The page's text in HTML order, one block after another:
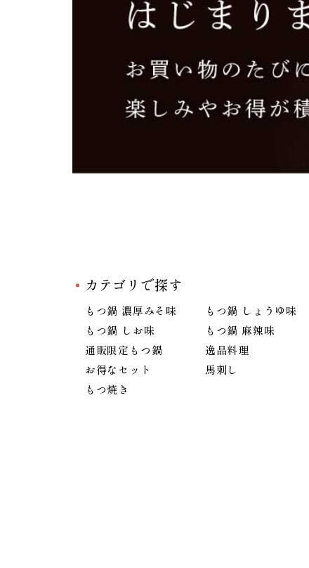
カテゴリで探す
もつ鍋 濃厚みそ味
もつ鍋 しょうゆ味
もつ鍋 しお味
もつ鍋 麻辣味
通販限定もつ鍋
逸品料理
お得なセット
馬刺し
もつ焼き